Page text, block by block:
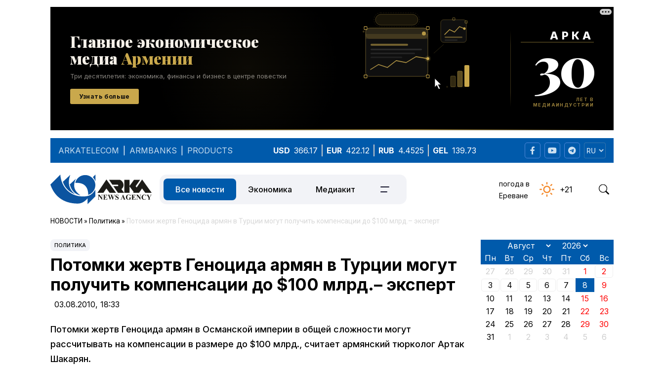
ARKATELECOM ARMBANKS PRODUCTS USD 366.17 EUR 422.12 RUB 4.4525 GEL 139.73
Все новости Экономика Медиакит
погода в
Ереване
+21
НОВОСТИ » Политика » Потомки жертв Геноцида армян в Турции могут получить компенсации до $100 млрд.– эксперт
ПОЛИТИКА
Потомки жертв Геноцида армян в Турции могут
получить компенсации до $100 млрд.– эксперт
03.08.2010, 18:33
Потомки жертв Геноцида армян в Османской империи в общей сложности могут
рассчитывать на компенсации в размере до $100 млрд., считает армянский тюрколог Артак
Шакарян.
Пн Вт Ср Чт Пт Сб
Вс
27
28 29 30 31 1
2
3
4 5 6 7 8
9
10
11 12 13 14 15
16
17
18 19 20 21 22
23
24
25 26 27 28 29
30
31
1 2 3 4 5 6